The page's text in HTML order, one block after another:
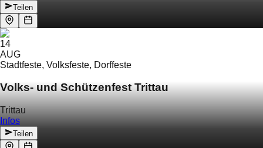
Teilen
14
AUG
Stadtfeste, Volksfeste, Dorffeste
Volks- und Schützenfest Trittau
Trittau
Infos
Teilen